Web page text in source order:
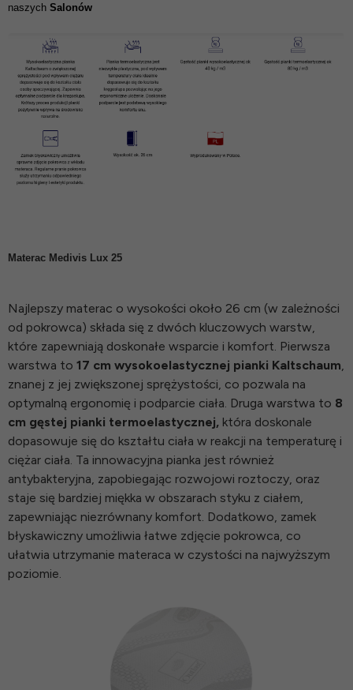
naszych Salonów
Materac Medivis Lux 25
Najlepszy materac o wysokości około 26 cm (w zależności
od pokrowca) składa się z dwóch kluczowych warstw,
które zapewniają doskonałe wsparcie i komfort. Pierwsza
warstwa to 17 cm wysokoelastycznej pianki Kaltschaum,
znanej z jej zwiększonej sprężystości, co pozwala na
optymalną ergonomię i podparcie ciała. Druga warstwa to 8
cm gęstej pianki termoelastycznej, która doskonale
dopasowuje się do kształtu ciała w reakcji na temperaturę i
ciężar ciała. Ta innowacyjna pianka jest również
antybakteryjna, zapobiegając rozwojowi roztoczy, oraz
staje się bardziej miękka w obszarach styku z ciałem,
zapewniając niezrównany komfort. Dodatkowo, zamek
błyskawiczny umożliwia łatwe zdjęcie pokrowca, co
ułatwia utrzymanie materaca w czystości na najwyższym
poziomie.